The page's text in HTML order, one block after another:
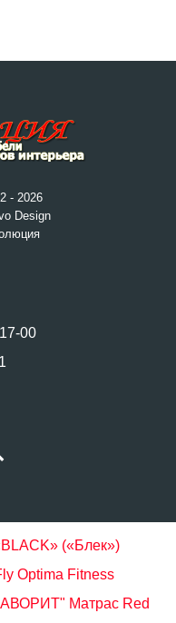
- 2026
Design
00
(«Блек»)
Optima Fitness
Матрас Red